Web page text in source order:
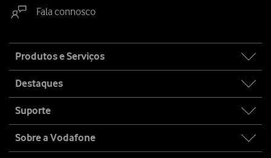
Fala connosco
map
Produtos e Serviços
Destaques
Suporte
Sobre a Vodafone